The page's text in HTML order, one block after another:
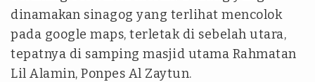
dinamakan sinagog yang terlihat mencolok
pada google maps, terletak di sebelah utara,
tepatnya di samping masjid utama Rahmatan
Lil Alamin, Ponpes Al Zaytun.